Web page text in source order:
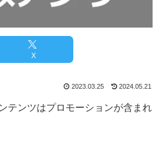
X
2023.03.25 2024.05.21
テンツはプロモーションが含まれ